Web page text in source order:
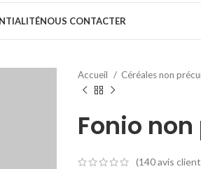
NOUS CONTACTER
Accueil Céréales non
Fonio
(140avis